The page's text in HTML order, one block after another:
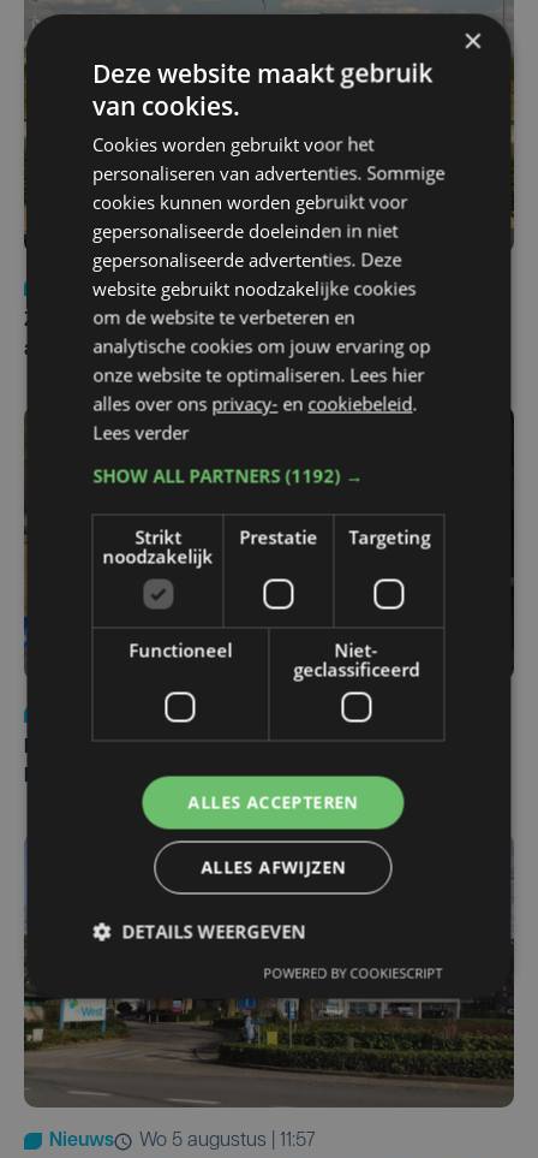
Nieuws Update
za 1 augustus | 17:21
Zwaar ongeval op E403 in Izegem: drie rijstroken
afgesloten
di 4 augustus | 09:32
Man en vrouw dood aangetroffen in woning in Sint-
Pieters Brugge
Nieuws
wo 5 augustus | 11:57
×
Deze website maakt gebruik
van cookies.
Cookies worden gebruikt voor het
personaliseren van advertenties. Sommige
cookies kunnen worden gebruikt voor
gepersonaliseerde doeleinden in niet
gepersonaliseerde advertenties. Deze
website gebruikt noodzakelijke cookies
om de website te verbeteren en
analytische cookies om jouw ervaring op
onze website te optimaliseren. Lees hier
alles over ons privacy- en cookiebeleid.
Lees verder
SHOW ALL PARTNERS(1192) →
Strikt
noodzakelijk
Prestatie Targeting
Functioneel
Niet-
geclassificeerd
ALLES ACCEPTEREN
ALLES AFWIJZEN
DETAILS WEERGEVEN
POWERED BY COOKIESCRIPT